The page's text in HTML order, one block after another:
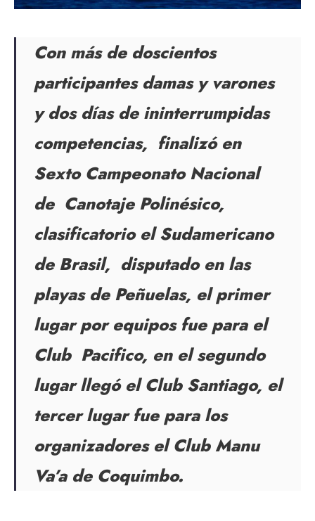
Con más de doscientos
participantes damas y varones
y dos días de ininterrumpidas
competencias, finalizó en
Sexto Campeonato Nacional
de Canotaje Polinésico,
clasificatorio el Sudamericano
de Brasil, disputado en las
playas de Peñuelas, el primer
lugar por equipos fue para el
Club Pacifico, en el segundo
lugar llegó el Club Santiago, el
tercer lugar fue para los
organizadores el Club Manu
Va’a de Coquimbo.